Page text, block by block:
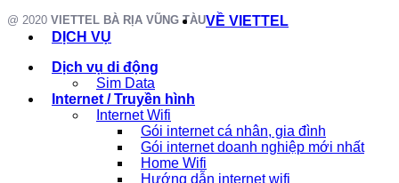
@ 2020 VIETTEL BÀ RỊA VŨNG TÀUVỀ VIETTEL
DỊCH VỤ
Dịch vụ di động
Sim Data
Internet / Truyền hình
Internet Wifi
Gói internet cá nhân, gia đình
Gói internet doanh nghiệp mới nhất
Home Wifi
Hướng dẫn internet wifi